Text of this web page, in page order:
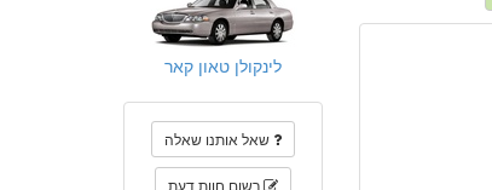
לינקולן טאון קאר
שאל אותנו שאלה
רשום חוות דעת